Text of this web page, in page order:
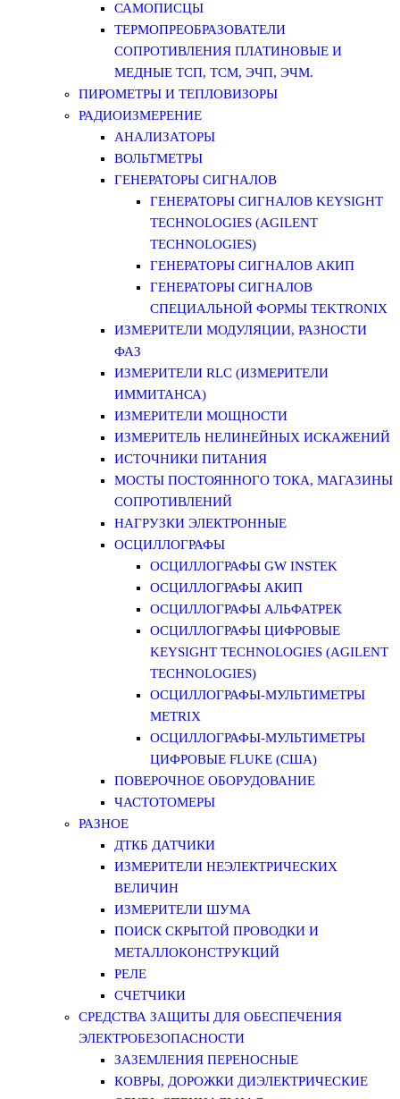
САМОПИСЦЫ
ТЕРМОПРЕОБРАЗОВАТЕЛИ
СОПРОТИВЛЕНИЯ ПЛАТИНОВЫЕ И
МЕДНЫЕ ТСП, ТСМ, ЭЧП, ЭЧМ.
ПИРОМЕТРЫ И ТЕПЛОВИЗОРЫ
РАДИОИЗМЕРЕНИЕ
АНАЛИЗАТОРЫ
ВОЛЬТМЕТРЫ
ГЕНЕРАТОРЫ СИГНАЛОВ
ГЕНЕРАТОРЫ СИГНАЛОВ KEYSIGHT
TECHNOLOGIES (AGILENT
TECHNOLOGIES)
ГЕНЕРАТОРЫ СИГНАЛОВ АКИП
ГЕНЕРАТОРЫ СИГНАЛОВ
СПЕЦИАЛЬНОЙ ФОРМЫ TEKTRONIX
ИЗМЕРИТЕЛИ МОДУЛЯЦИИ, РАЗНОСТИ
ФАЗ
ИЗМЕРИТЕЛИ RLC (ИЗМЕРИТЕЛИ
ИММИТАНСА)
ИЗМЕРИТЕЛИ МОЩНОСТИ
ИЗМЕРИТЕЛЬ НЕЛИНЕЙНЫХ ИСКАЖЕНИЙ
ИСТОЧНИКИ ПИТАНИЯ
МОСТЫ ПОСТОЯННОГО ТОКА, МАГАЗИНЫ
СОПРОТИВЛЕНИЙ
НАГРУЗКИ ЭЛЕКТРОННЫЕ
ОСЦИЛЛОГРАФЫ
ОСЦИЛЛОГРАФЫ GW INSTEK
ОСЦИЛЛОГРАФЫ АКИП
ОСЦИЛЛОГРАФЫ АЛЬФАТРЕК
ОСЦИЛЛОГРАФЫ ЦИФРОВЫЕ
KEYSIGHT TECHNOLOGIES (AGILENT
TECHNOLOGIES)
ОСЦИЛЛОГРАФЫ-МУЛЬТИМЕТРЫ
METRIX
ОСЦИЛЛОГРАФЫ-МУЛЬТИМЕТРЫ
ЦИФРОВЫЕ FLUKE (США)
ПОВЕРОЧНОЕ ОБОРУДОВАНИЕ
ЧАСТОТОМЕРЫ
РАЗНОЕ
ДТКБ ДАТЧИКИ
ИЗМЕРИТЕЛИ НЕЭЛЕКТРИЧЕСКИХ
ВЕЛИЧИН
ИЗМЕРИТЕЛИ ШУМА
ПОИСК СКРЫТОЙ ПРОВОДКИ И
МЕТАЛЛОКОНСТРУКЦИЙ
РЕЛЕ
СЧЕТЧИКИ
СРЕДСТВА ЗАЩИТЫ ДЛЯ ОБЕСПЕЧЕНИЯ
ЭЛЕКТРОБЕЗОПАСНОСТИ
ЗАЗЕМЛЕНИЯ ПЕРЕНОСНЫЕ
КОВРЫ, ДОРОЖКИ ДИЭЛЕКТРИЧЕСКИЕ